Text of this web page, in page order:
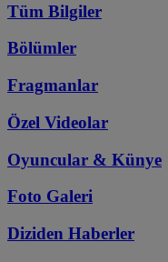
Tüm Bilgiler
Bölümler
Fragmanlar
Özel Videolar
Oyuncular & Künye
Foto Galeri
Diziden Haberler